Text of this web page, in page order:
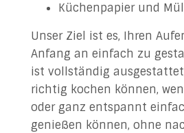
Küchenpapier und
Unser Ziel ist es, Ihren
Anfang an einfach zu
ist vollständig
richtig kochen können,
oder ganz entspannt
genießen können, ohne